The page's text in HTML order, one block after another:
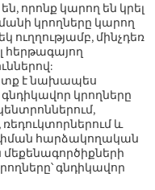
որոնք կարող են կրել
կրողները կարող
ուղղությամբ, մինչդեռ
հերթագայող
է նախապես
կրողները
և
շփման հարձակողական
գնդիկավոր